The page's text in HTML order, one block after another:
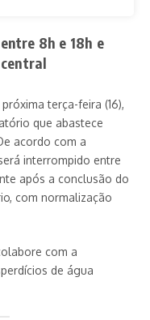
8h e 18h e
terça-feira (16),
que abastece
acordo com a
interrompido entre
após a conclusão do
com normalização
com a
de água